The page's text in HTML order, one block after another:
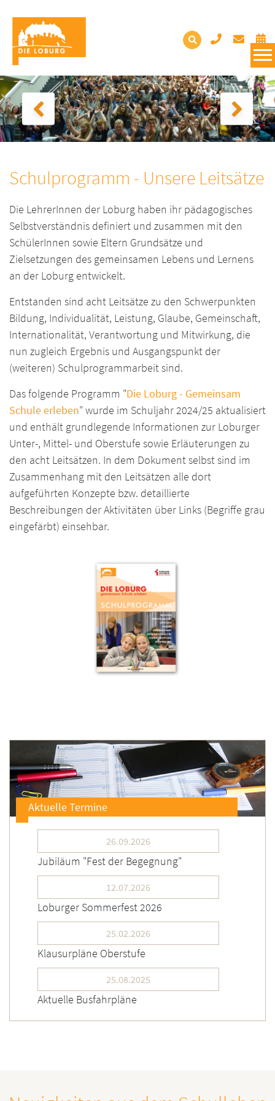
Schulprogramm - Unsere Leitsätze
Die LehrerInnen der Loburg haben ihr pädagogisches
Selbstverständnis definiert und zusammen mit den
SchülerInnen sowie Eltern Grundsätze und
Zielsetzungen des gemeinsamen Lebens und Lernens
an der Loburg entwickelt.
Entstanden sind acht Leitsätze zu den Schwerpunkten
Bildung, Individualität, Leistung, Glaube, Gemeinschaft,
Internationalität, Verantwortung und Mitwirkung, die
nun zugleich Ergebnis und Ausgangspunkt der
(weiteren) Schulprogrammarbeit sind.
Das folgende Programm "Die Loburg - Gemeinsam
Schule erleben" wurde im Schuljahr 2024/25 aktualisiert
und enthält grundlegende Informationen zur Loburger
Unter-, Mittel- und Oberstufe sowie Erläuterungen zu
den acht Leitsätzen. In dem Dokument selbst sind im
Zusammenhang mit den Leitsätzen alle dort
aufgeführten Konzepte bzw. detaillierte
Beschreibungen der Aktivitäten über Links (Begriffe grau
eingefärbt) einsehbar.
Aktuelle Termine
26.09.2026
Jubiläum "Fest der Begegnung"
12.07.2026
Loburger Sommerfest 2026
25.02.2026
Klausurpläne Oberstufe
25.08.2025
Aktuelle Busfahrpläne